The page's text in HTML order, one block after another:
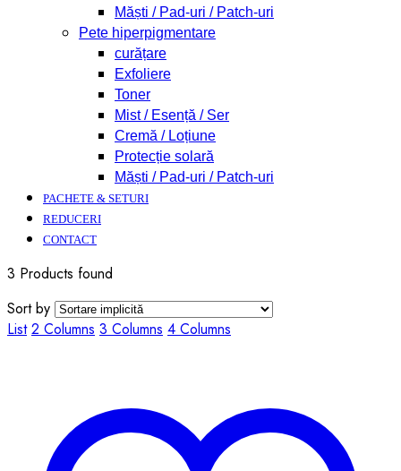
Măști / Pad-uri / Patch-uri
Pete hiperpigmentare
curățare
Exfoliere
Toner
Mist / Esență / Ser
Cremă / Loțiune
Protecție solară
Măști / Pad-uri / Patch-uri
PACHETE & SETURI
REDUCERI
CONTACT
3 Products found
Sort by
List 2 Columns 3 Columns 4 Columns